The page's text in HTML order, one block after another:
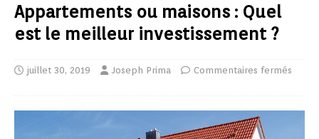
Appartements ou maisons : Quel
est le meilleur investissement ?
juillet 30, 2019 Joseph Prima Commentaires fermés